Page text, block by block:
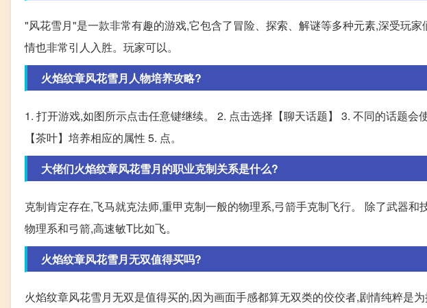
"风花雪月"是一款非常有趣的游戏,它包含了冒险、探索、解谜等多种元素,深受玩
情也非常引人入胜。玩家可以。
火焰纹章风花雪月人物培养攻略?
1. 打开游戏,如图所示点击任意键继续。 2. 点击选择【聊天话题】 3. 不同的话题
【茶叶】培养相应的属性 5. 点。
大佬们火焰纹章风花雪月的职业克制关系是什么?
克制肯定存在,飞马就克法师,重甲克制一般的物理系,弓箭手克制飞行。 除了武器
物理系和弓箭,高速敏T比如飞。
火焰纹章风花雪月无双值得买吗?
火焰纹章风花雪月无双是值得买的,因为画面手感都算无双类的佼佼者,剧情纯粹是